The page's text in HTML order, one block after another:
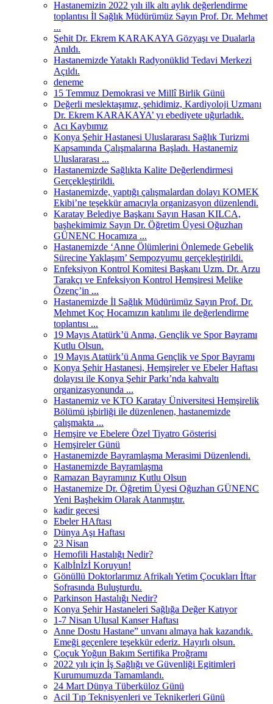
Hastanemizin 2022 yılı ilk altı aylık değerlendirme
toplantısı İl Sağlık Müdürümüz Sayın Prof. Dr. Mehmet
...
Şehit Dr. Ekrem KARAKAYA Gözyaşı ve Dualarla
Anıldı.
Hastanemizde Yataklı Radyonüklid Tedavi Merkezi
Açıldı.
deneme
15 Temmuz Demokrasi ve Millî Birlik Günü
Değerli meslektaşımız, şehidimiz, Kardiyoloji Uzmanı
Dr. Ekrem KARAKAYA’ yı ebediyete uğurladık.
Acı Kaybımız
Konya Şehir Hastanesi Uluslararası Sağlık Turizmi
Kapsamında Çalışmalarına Başladı. Hastanemiz
Uluslararası ...
Hastanemizde Sağlıkta Kalite Değerlendirmesi
Gerçekleştirildi.
Hastanemizde, yaptığı çalışmalardan dolayı KOMEK
Ekibi’ne teşekkür amacıyla organizasyon düzenlendi.
Karatay Belediye Başkanı Sayın Hasan KILCA,
başhekimimiz Sayın Dr. Öğretim Üyesi Oğuzhan
GÜNENC Hocamıza ...
Hastanemizde ‘Anne Ölümlerini Önlemede Gebelik
Sürecine Yaklaşım’ Sempozyumu gerçekleştirildi.
Enfeksiyon Kontrol Komitesi Başkanı Uzm. Dr. Arzu
Tarakçı ve Enfeksiyon Kontrol Hemşiresi Melike
Özenç’in ...
Hastanemizde İl Sağlık Müdürümüz Sayın Prof. Dr.
Mehmet Koç Hocamızın katılımı ile değerlendirme
toplantısı ...
19 Mayıs Atatürk’ü Anma, Gençlik ve Spor Bayramı
Kutlu Olsun.
19 Mayıs Atatürk’ü Anma Gençlik ve Spor Bayramı
Konya Şehir Hastanesi, Hemşireler ve Ebeler Haftası
dolayısı ile Konya Şehir Parkı’nda kahvaltı
organizasyonunda ...
Hastanemiz ve KTO Karatay Üniversitesi Hemşirelik
Bölümü işbirliği ile düzenlenen, hastanemizde
çalışmakta ...
Hemşire ve Ebelere Özel Tiyatro Gösterisi
Hemşireler Günü
Hastanemizde Bayramlaşma Merasimi Düzenlendi.
Hastanemizde Bayramlaşma
Ramazan Bayramınız Kutlu Olsun
Hastanemize Dr. Öğretim Üyesi Oğuzhan GÜNENC
Yeni Başhekim Olarak Atanmıştır.
kadir gecesi
Ebeler HAftası
Dünya Aşı Haftası
23 Nisan
Hemofili Hastalığı Nedir?
Kalbİnİzİ Koruyun!
Gönüllü Doktorlarımız Afrikalı Yetim Çocukları İftar
Sofrasında Buluşturdu.
Parkinson Hastalığı Nedir?
Konya Şehir Hastaneleri Sağlığa Değer Katıyor
1-7 Nisan Ulusal Kanser Haftası
Anne Dostu Hastane” unvanı almaya hak kazandık.
Emeği geçenlere teşekkür ederiz. Hayırlı olsun.
Çoçuk Yoğun Bakım Sertifika Proğramı
2022 yılı için İş Sağlığı ve Güvenliği Egitimleri
Kurumumuzda Tamamlandı.
24 Mart Dünya Tüberküloz Günü
Acil Tıp Teknisyenleri ve Teknikerleri Günü